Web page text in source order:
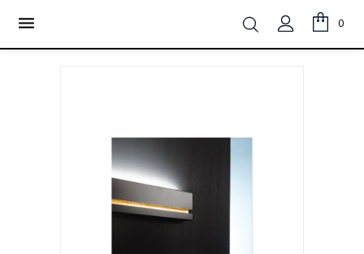
LA SPEDIZIONE È GRATUITA IN TUTTA ITALIA PER ORDINI
VIENI A TROVARCI IN NEGOZIO
 0